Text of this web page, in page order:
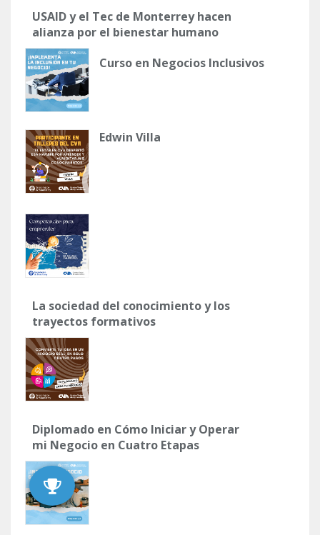
USAID y el Tec de Monterrey hacen
alianza por el bienestar humano
Curso en Negocios Inclusivos
Edwin Villa
La sociedad del conocimiento y los
trayectos formativos
Diplomado en Cómo Iniciar y Operar
mi Negocio en Cuatro Etapas